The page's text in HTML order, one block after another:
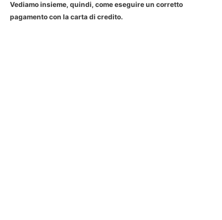
Vediamo insieme, quindi, come eseguire un corretto
pagamento con la carta di credito.